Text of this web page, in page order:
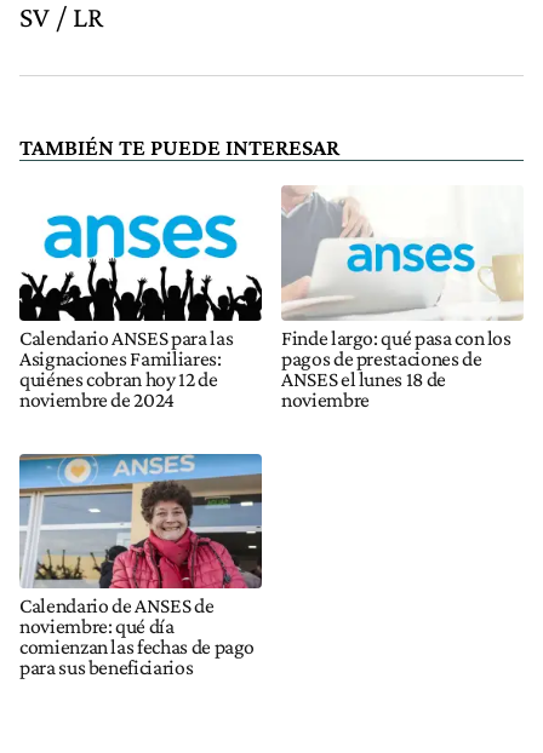
SV / LR
TAMBIÉN TE PUEDE INTERESAR
Calendario ANSES para las
Asignaciones Familiares:
quiénes cobran hoy 12 de
noviembre de 2024
Finde largo: qué pasa con los
pagos de prestaciones de
ANSES el lunes 18 de
noviembre
Calendario de ANSES de
noviembre: qué día
comienzan las fechas de pago
para sus beneficiarios